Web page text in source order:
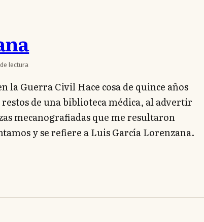
lectura
la Guerra Civil Hace cosa de quince años
de una biblioteca médica, al advertir
mecanografiadas que me resultaron
y se refiere a Luis García Lorenzana.